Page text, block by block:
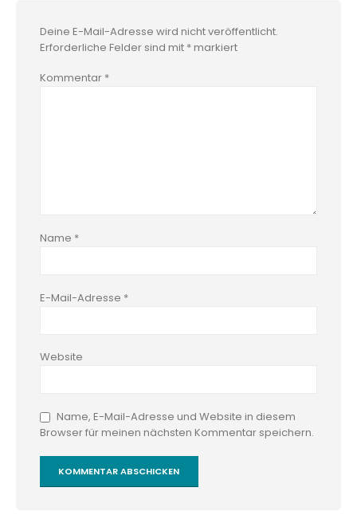
Deine E-Mail-Adresse wird nicht veröffentlicht.
Erforderliche Felder sind mit *markiert
Kommentar *
Name *
E-Mail-Adresse *
Website
Name, E-Mail-Adresse und Website in diesem
Browser für meinen nächsten Kommentar speichern.